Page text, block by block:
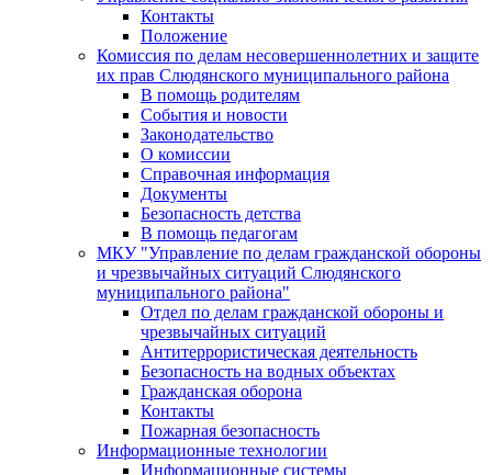
Контакты
Положение
Комиссия по делам несовершеннолетних и защите
их прав Слюдянского муниципального района
В помощь родителям
События и новости
Законодательство
О комиссии
Справочная информация
Документы
Безопасность детства
В помощь педагогам
МКУ "Управление по делам гражданской обороны
и чрезвычайных ситуаций Слюдянского
муниципального района"
Отдел по делам гражданской обороны и
чрезвычайных ситуаций
Антитеррористическая деятельность
Безопасность на водных объектах
Гражданская оборона
Контакты
Пожарная безопасность
Информационные технологии
Информационные системы